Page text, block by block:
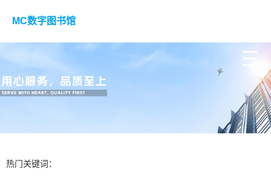
MC数字图书馆
热门关键词：